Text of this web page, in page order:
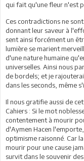
qui fait qu'une fleur n'est
Ces contradictions ne
donnant leur saveur à
sent ainsi forcément un
lumière se marient
d'une nature humaine
universelles. Ainsi nous
de bordels; et je
dans les seconds, même
Il nous gratifie aussi de
Cahiers : Si le mot
contentement à mourir
d'Aymen Hacen
optimisme raisonné. Car
mourir pour une cause
survit dans le souvenir